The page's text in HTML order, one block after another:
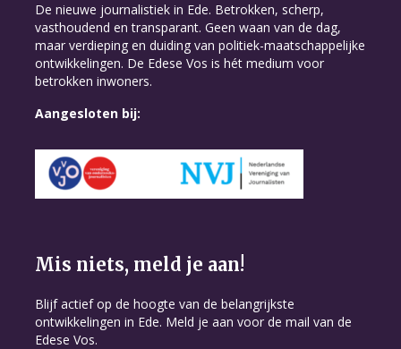
De nieuwe journalistiek in Ede. Betrokken, scherp,
vasthoudend en transparant. Geen waan van de dag,
maar verdieping en duiding van politiek-maatschappelijke
ontwikkelingen. De Edese Vos is hét medium voor
betrokken inwoners.
Aangesloten bij:
Mis niets, meld je aan!
Blijf actief op de hoogte van de belangrijkste
ontwikkelingen in Ede. Meld je aan voor de mail van de
Edese Vos.